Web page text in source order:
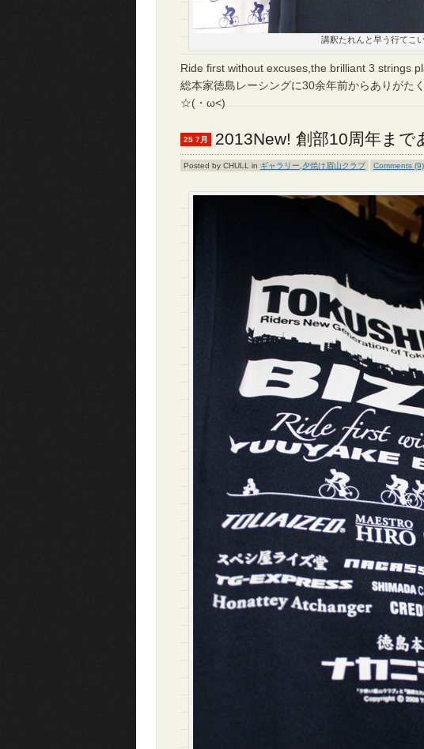
講釈たれんと早う行てこ
Ride first without excuses,the brilliant 3 strings
総本家徳島レーシングに30余年前からありがた
☆(・ω<)
25 7月 2013New! 創部10周年まで
Posted by CHULL in ギャラリー 夕焼け眉山クラブ Comments (9)